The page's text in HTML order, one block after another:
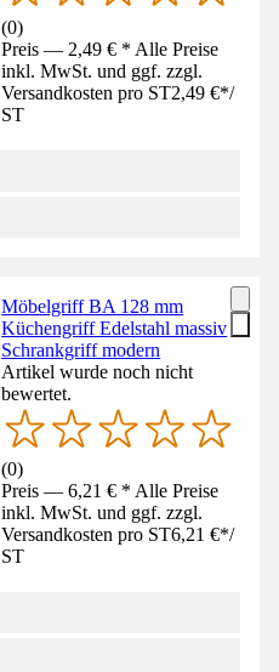
(0)
Preis — 2,49 € * Alle Preise
inkl. MwSt. und ggf. zzgl.
Versandkosten pro ST2,49 €*/
ST
Möbelgriff BA 128 mm
Küchengriff Edelstahl massiv
Schrankgriff modern
Artikel wurde noch nicht
bewertet.
(0)
Preis — 6,21 € * Alle Preise
inkl. MwSt. und ggf. zzgl.
Versandkosten pro ST6,21 €*/
ST